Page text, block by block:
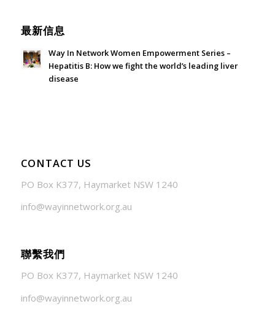
最新信息
Way In Network Women Empowerment Series –
Hepatitis B: How we fight the world’s leading liver
disease
CONTACT US
PO Box K377, Haymarket NSW 1240
info@wayinnetwork.org.au
聯繫我們
PO Box K377, Haymarket NSW 1240
info@wayinnetwork.org.au